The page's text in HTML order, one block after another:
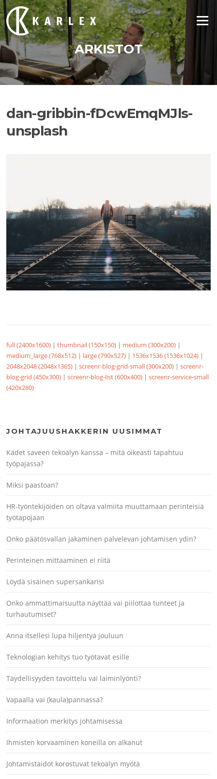
Siirry
suoraan
sisältöön
Valikko
ARKISTOT
dan-gribbin-fDcwEmqMJls-
unsplash
full (2400x1600) |thumbnail (150x150) | medium (300x200) |
medium_large (768x512) | large (790x527) | 1536x1536 (1536x1024) |
2048x2048 (2048x1365) |screenr-blog-grid-small (300x200) |screenr-
blog-grid (450x300) |screenr-blog-list (600x400) |screenr-service-small
(420x280)
JOHTAJUUSHAKKERIN UUSIMMAT
Kädet saveen tekoälyn kanssa – mitä oikeasti tapahtuu
työpajassa?
Miksi paastoan?
HR-työntekijöiden on oltava valmiita muuttamaan perinteisiä
työtapojaan
Onko päätösvallan jakaminen palvelevan johtamisen ydin?
Perinteinen mittaaminen ei riitä
Löydä sisäinen supersankarisi
Onko ammattimaisuutta näyttää vai piilottaa tunteet ja
turhautumiset?
Anna itsellesi lupa hiljentyä jouluun
Teknologian kehitys tuo työtavat esille
Täydellisyyden tavoittelu vai laiminlyönti?
Vapaalla vai (kaula)pannassa?
Informaation merkitys johtamisessa
Ihmisten korvaaminen koneilla on alkanut
Johtamistaidot korostuvat tekoälyn myötä